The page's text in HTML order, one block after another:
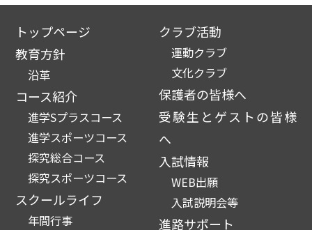
トップページ
教育方針
沿革
コース紹介
進学Sプラスコース
進学スポーツコース
探究総合コース
探究スポーツコース
スクールライフ
年間行事
クラブ活動
運動クラブ
文化クラブ
保護者の皆様へ
受験生とゲストの皆様
へ
入試情報
WEB出願
入試説明会等
進路サポート